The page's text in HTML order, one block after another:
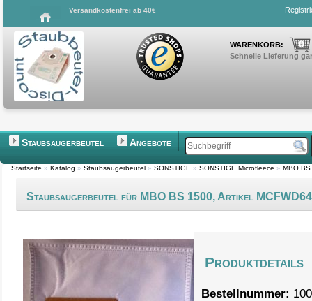
Versandkostenfrei ab 40€
WARENKORB: 0
Schnelle Lieferung
Staubsaugerbeutel Angebote
Startseite » Katalog » Staubsaugerbeutel » SONSTIGE » SONSTIGE Microfleece » MBO
Staubsaugerbeutel für MBO BS 1500, Artikel MCFWD64
Produktdetails
Bestellnummer: